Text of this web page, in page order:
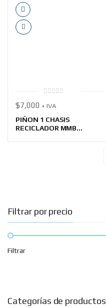
out
5
$7,000 + IVA
PIÑON 1 CHASIS
RECICLADOR MMB...
Filtrar por precio
Filtrar
Categorías de productos